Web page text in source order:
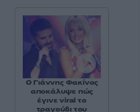
Ο Γιάννης Φακίνος
αποκάλυψε πώς
έγινε viral το
τραγούδι του